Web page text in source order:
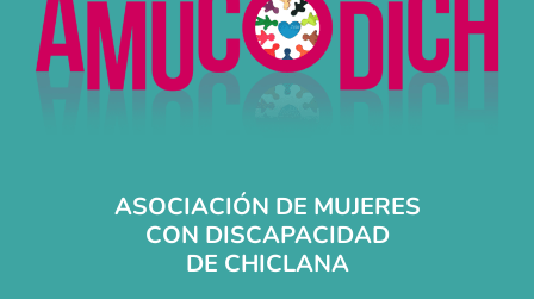
ASOCIACIÓN DE MUJERES
CON DISCAPACIDAD
DE CHICLANA